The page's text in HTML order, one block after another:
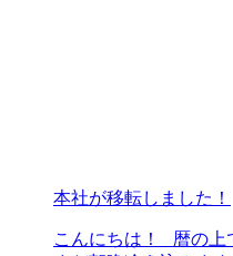
本社が移転しました！
こんにちは！ 暦の上